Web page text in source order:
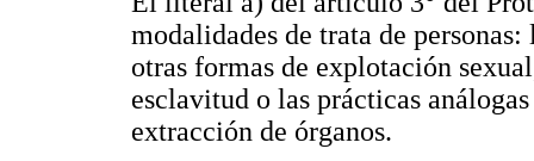
modalidades de trata de
otras formas de explotación
esclavitud o las prácticas
extracción de órganos.